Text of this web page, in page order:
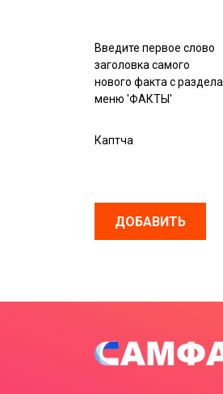
Введите первое слово
заголовка самого
нового факта с раздела
меню 'ФАКТЫ'
Каптча
ДОБАВИТЬ